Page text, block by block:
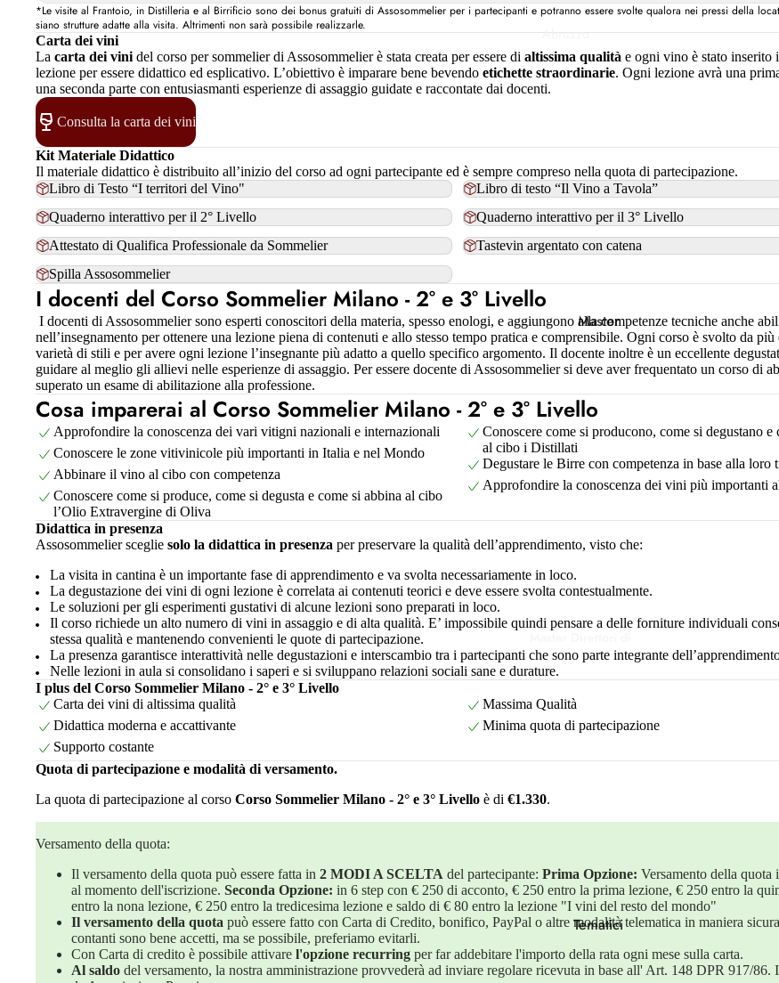
Abruzzo
Campania
Emilia-Romagna
Lazio
Lombardia
Marche
Molise
Puglia
Sicilia
Trentino-Alto Adige
Umbria
Veneto
Master
Corso
Master di Servizio
Tematici
*Le visite al Frantoio, in Distilleria e al Birrificio sono dei bonus gratuiti di Assosommelier per i partecipanti e potranno essere svolte qualora nei pressi della
siano strutture adatte alla visita. Altrimenti non sarà possibile realizzarle.
Carta dei vini
La carta dei vini del corso per sommelier di Assosommelier è stata creata per essere di altissima qualità e ogni vino è stato inserito
lezione per essere didattico ed esplicativo. L’obiettivo è imparare bene bevendo etichette straordinarie. Ogni lezione avrà una
una seconda parte con entusiasmanti esperienze di assaggio guidate e raccontate dai docenti.
Consulta la carta dei vini
Kit Materiale Didattico
Il materiale didattico è distribuito all’inizio del corso ad ogni partecipante ed è sempre compreso nella quota di partecipazione.
Libro di Testo “I territori del Vino"
Libro di testo “Il Vino a Tavola”
Quaderno interattivo per il 2° Livello
Quaderno interattivo per il 3° Livello
Attestato di Qualifica Professionale da Sommelier
Tastevin argentato con catena
Spilla Assosommelier
I docenti del Corso Sommelier Milano - 2° e 3° Livello
I docenti di Assosommelier sono esperti conoscitori della materia, spesso enologi, e aggiungono alla competenze tecniche anche
nell’insegnamento per ottenere una lezione piena di contenuti e allo stesso tempo pratica e comprensibile. Ogni corso è svolto da più
varietà di stili e per avere ogni lezione l’insegnante più adatto a quello specifico argomento. Il docente inoltre è un eccellente
guidare al meglio gli allievi nelle esperienze di assaggio. Per essere docente di Assosommelier si deve aver frequentato un corso di
superato un esame di abilitazione alla professione.
Cosa imparerai al Corso Sommelier Milano - 2° e 3° Livello
Approfondire la conoscenza dei vari vitigni nazionali e internazionali
Conoscere le zone vitivinicole più importanti in Italia e nel Mondo
Abbinare il vino al cibo con competenza
Conoscere come si produce, come si degusta e come si abbina al cibo
l’Olio Extravergine di Oliva
Conoscere come si producono, come si degustano e
al cibo i Distillati
Degustare le Birre con competenza in base alla loro
Approfondire la conoscenza dei vini più importanti
Didattica in presenza
Assosommelier sceglie solo la didattica in presenza per preservare la qualità dell’apprendimento, visto che:
La visita in cantina è un importante fase di apprendimento e va svolta necessariamente in loco.
La degustazione dei vini di ogni lezione è correlata ai contenuti teorici e deve essere svolta contestualmente.
Le soluzioni per gli esperimenti gustativi di alcune lezioni sono preparati in loco.
Il corso richiede un alto numero di vini in assaggio e di alta qualità. E’ impossibile quindi pensare a delle forniture individuali
stessa qualità e mantenendo convenienti le quote di partecipazione.
La presenza garantisce interattività nelle degustazioni e interscambio tra i partecipanti che sono parte integrante
Nelle lezioni in aula si consolidano i saperi e si sviluppano relazioni sociali sane e durature.
I plus del Corso Sommelier Milano - 2° e 3° Livello
Carta dei vini di altissima qualità
Didattica moderna e accattivante
Supporto costante
Massima Qualità
Minima quota di partecipazione
Quota di partecipazione e modalità di versamento.
La quota di partecipazione al corso Corso Sommelier Milano - 2° e 3° Livello è di €1.330.
Versamento della quota:
Il versamento della quota può essere fatta in 2 MODI A SCELTA del partecipante: Prima Opzione: Versamento della quota
al momento dell'iscrizione. Seconda Opzione: in 6 step con € 250 di acconto, € 250 entro la prima lezione, € 250 entro la
entro la nona lezione, € 250 entro la tredicesima lezione e saldo di € 80 entro la lezione "I vini del resto del mondo"
Il versamento della quota può essere fatto con Carta di Credito, bonifico, PayPal o altre modalità telematica in maniera
contanti sono bene accetti, ma se possibile, preferiamo evitarli.
Con Carta di credito è possibile attivare l'opzione recurring per far addebitare l'importo della rata ogni mese sulla carta.
Al saldo del versamento, la nostra amministrazione provvederà ad inviare regolare ricevuta in base all' Art. 148 DPR 917/86.